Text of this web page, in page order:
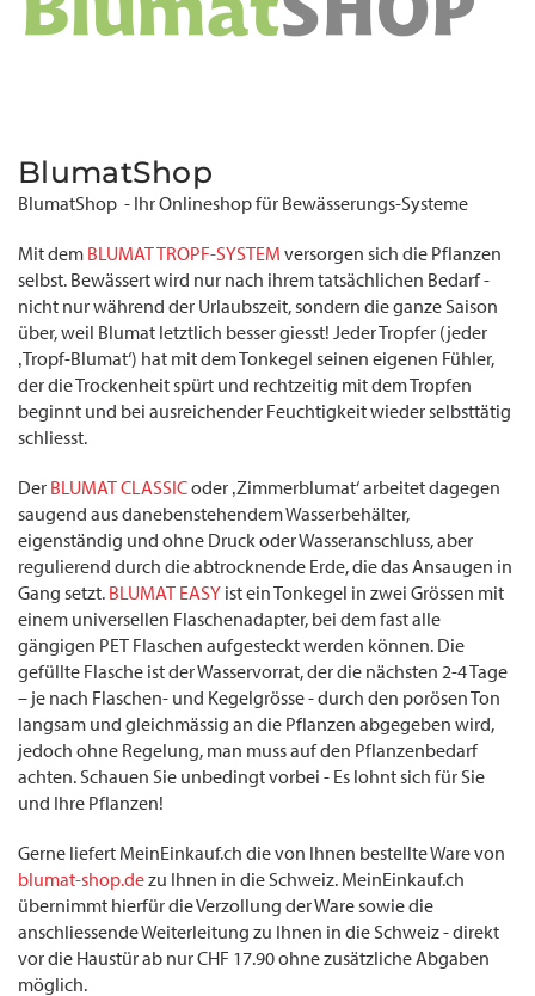
BlumatShop
BlumatShop - Ihr Onlineshop für Bewässerungs-Systeme
Mit dem BLUMAT TROPF-SYSTEM versorgen sich die Pflanzen
selbst. Bewässert wird nur nach ihrem tatsächlichen Bedarf -
nicht nur während der Urlaubszeit, sondern die ganze Saison
über, weil Blumat letztlich besser giesst! Jeder Tropfer (jeder
‚Tropf-Blumat‘) hat mit dem Tonkegel seinen eigenen Fühler,
der die Trockenheit spürt und rechtzeitig mit dem Tropfen
beginnt und bei ausreichender Feuchtigkeit wieder selbsttätig
schliesst.
Der BLUMAT CLASSICoder ‚Zimmerblumat‘ arbeitet dagegen
saugend aus danebenstehendem Wasserbehälter,
eigenständig und ohne Druck oder Wasseranschluss, aber
regulierend durch die abtrocknende Erde, die das Ansaugen in
Gang setzt. BLUMAT EASY ist ein Tonkegel in zwei Grössen mit
einem universellen Flaschenadapter, bei dem fast alle
gängigen PET Flaschen aufgesteckt werden können. Die
gefüllte Flasche ist der Wasservorrat, der die nächsten 2-4 Tage
– je nach Flaschen- und Kegelgrösse - durch den porösen Ton
langsam und gleichmässig an die Pflanzen abgegeben wird,
jedoch ohne Regelung, man muss auf den Pflanzenbedarf
achten. Schauen Sie unbedingt vorbei - Es lohnt sich für Sie
und Ihre Pflanzen!
Gerne liefert MeinEinkauf.ch die von Ihnen bestellte Ware von
blumat-shop.dezu Ihnen in die Schweiz. MeinEinkauf.ch
übernimmt hierfür die Verzollung der Ware sowie die
anschliessende Weiterleitung zu Ihnen in die Schweiz - direkt
vor die Haustür ab nur CHF 17.90 ohne zusätzliche Abgaben
möglich.